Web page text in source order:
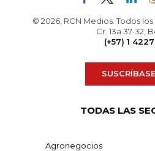
© 2026, RCN Medios. Todos
Cr. 13a 37-32,
(+57) 1
SUSCRÍBASE
TODAS LAS
Agronegocios